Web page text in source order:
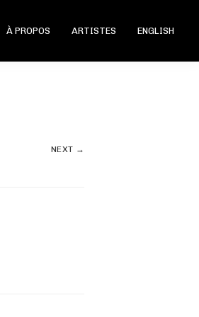
À PROPOS ARTISTES ENGLISH
NEXT →